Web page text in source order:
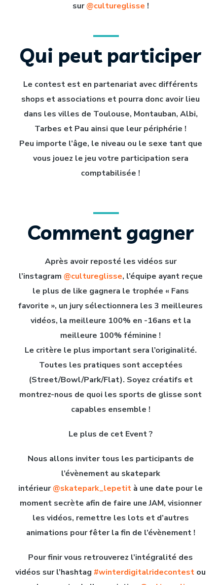
sur@cultureglisse !
Qui peut participer
Le contest est en partenariat avec différents
shops et associations et pourra donc avoir lieu
dans les villes de Toulouse, Montauban, Albi,
Tarbes et Pau ainsi que leur périphérie !
Peu importe l’âge, le niveau ou le sexe tant que
vous jouez le jeu votre participation sera
comptabilisée !
Comment gagner
Après avoir reposté les vidéos sur
l’instagram @cultureglisse, l’équipe ayant reçue
le plus de like gagnera le trophée « Fans
favorite », un jurysélectionnera les 3 meilleures
vidéos, la meilleure 100% en -16ans et la
meilleure 100% féminine !
Le critère le plus important sera l’originalité.
Toutes les pratiques sont acceptées
(Street/Bowl/Park/Flat). Soyez créatifs et
montrez-nous de quoi les sports de glisse sont
capables ensemble !
Le plus de cet Event ?
Nous allons inviter tous les participants de
l’évènement au skatepark
intérieur@skatepark_lepetit à une date pour le
moment secrète afin de faire une JAM, visionner
les vidéos, remettre les lots et d’autres
animations pour fêter la fin de l’évènement !
Pour finir vous retrouverez l’intégralité des
vidéos sur l’hashtag #winterdigitalridecontest ou